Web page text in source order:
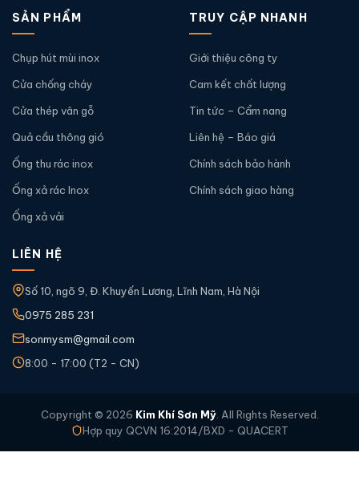
SẢN PHẨM
Chụp hút mùi inox
Cửa chống cháy
Cửa thép vân gỗ
Quả cầu thông gió
Ống thu rác inox
Ống xả rác Inox
Ống xả vải
TRUY CẬP NHANH
Giới thiệu công ty
Cam kết chất lượng
Tin tức – Cẩm nang
Liên hệ – Báo giá
Chính sách bảo hành
Chính sách giao hàng
LIÊN HỆ
Số 10, ngõ 9, Đ. Khuyến Lương, Lĩnh Nam, Hà Nội
0975 285 231
sonmysm@gmail.com
8:00 - 17:00 (T2 - CN)
Copyright © 2026 Kim Khí Sơn Mỹ. All Rights Reserved.
Hợp quy QCVN 16:2014/BXD - QUACERT